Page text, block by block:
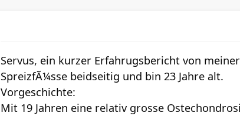
Servus, ein kurzer Erfahrugsbericht von
SpreizfÃ¼sse beidseitig und bin 23 Jahre alt.
Vorgeschichte:
Mit 19 Jahren eine relativ grosse